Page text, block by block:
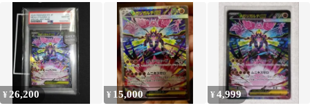
ニキスゼロ」
SAR
SAR 52
¥26,200 ¥ 15,000 ¥4,999